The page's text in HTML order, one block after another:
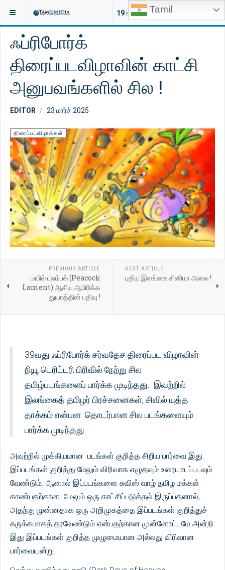
Tamil
19 NEW ARTICLES
இருக்குமிடம்: சினிமா திரைப்படவிழாக்கள்
ஃப்ரிபோர்க்
திரைப்படவிழாவின் காட்சி
அனுபவங்களில் சில !
EDITOR 23 மார்ச் 2025
திரைப்படவிழாக்கள்
PREVIOUS ARTICLE
மயில் புலம்பல் (Peacock
Lament) ஆசிய ஆபிரிக்க
துயரத்தின் பதிவு !
NEXT ARTICLE
புதிய இலங்கை சினிமா அலை !
39வது ஃப்ரிபோர்க் சர்வதேச திரைப்பட விழாவின்
நியூ டெரிட்டரி பிரிவில் நேற்று சில
தமிழ்படங்களைப் பார்க்க முடிந்தது. இவற்றில்
இலங்கைத் தமிழர் பிரச்சனைகள், சிவில் யுத்த
தாக்கம் என்பன தொடர்பான சில படங்களையும்
பார்க்க முடிந்தது.
அவற்றில் முக்கியமான படங்கள் குறித்த சிறிய பார்வை இது.
இப்படங்கள் குறித்து மேலும் விரிவாக எழுதவும் உரையாடப்படவும்
வேண்டும். ஆனால் இப்படங்களை சுவிஸ் வாழ் தமிழ மக்கள்
காண்பதற்கான மேலும் ஒரு காட்சிப்படுத்தல் இருப்பதனால்,
அதற்கு முன்னதாக ஒரு அறிமுகத்தை இப்படங்கள் குறித்துச்
சுருக்கமாகத் தரவேண்டும் என்பதற்கான முன்னோட்டமே அன்றி
இது இப்படங்கள் குறித்த முழுமையான அல்லது விரிவான
பார்வையன்று.